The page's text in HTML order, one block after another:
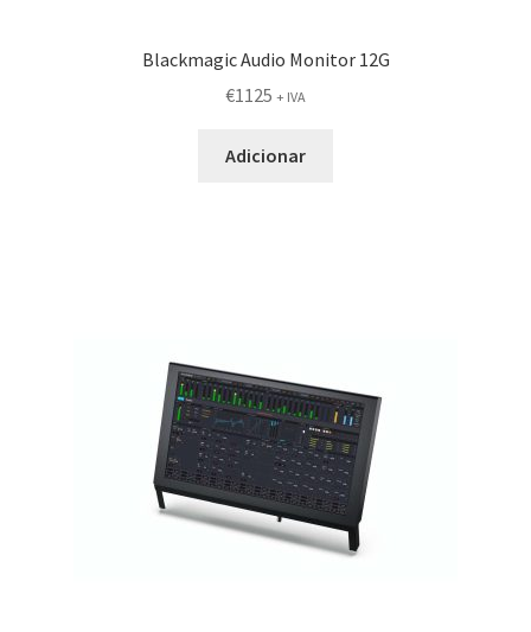
Blackmagic Audio Monitor 12G
€1125 + IVA
Adicionar